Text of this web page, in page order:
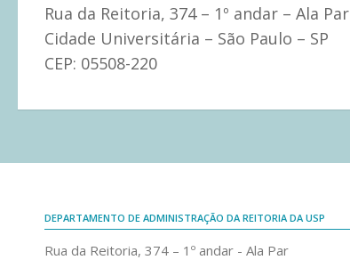
Rua da Reitoria, 374 – 1º andar – Ala Par
Cidade Universitária – São Paulo – SP
CEP: 05508-220
DEPARTAMENTO DE ADMINISTRAÇÃO DA REITORIA DA USP
Rua da Reitoria, 374 – 1º andar - Ala Par